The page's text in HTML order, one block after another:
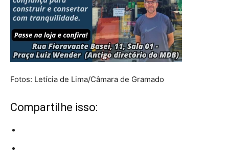
Fotos: Letícia de Lima/Câmara de Gramado
Compartilhe isso: